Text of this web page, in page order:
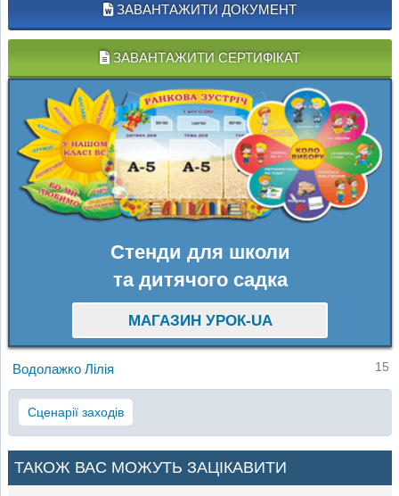
ЗАВАНТАЖИТИ ДОКУМЕНТ
ЗАВАНТАЖИТИ СЕРТИФІКАТ
Стенди для школи
та дитячого садка
МАГАЗИН УРОК-UA
Водолажко Лілія 15
Сценарії заходів
ТАКОЖ ВАС МОЖУТЬ ЗАЦІКАВИТИ